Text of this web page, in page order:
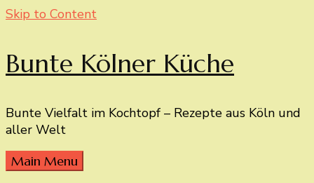
Skip to Content
Bunte Kölner Küche
Bunte Vielfalt im Kochtopf – Rezepte aus Köln und
aller Welt
Main Menu